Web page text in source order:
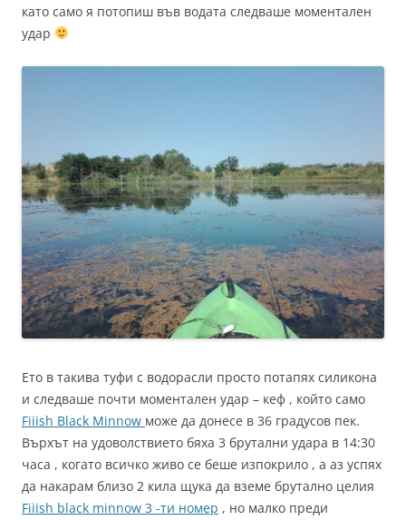
като само я потопиш във водата следваше моментален
удар
Ето в такива туфи с водорасли просто потапях силикона
и следваше почти моментален удар – кеф , който само
Fiiish Black Minnow може да донесе в 36 градусов пек.
Върхът на удоволствието бяха 3 брутални удара в 14:30
часа , когато всичко живо се беше изпокрило , а аз успях
да накарам близо 2 кила щука да вземе брутално целия
Fiiish black minnow 3 -ти номер , но малко преди